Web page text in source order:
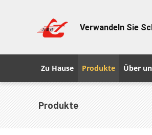
Verwandeln Sie
Zu Hause Produkte Über
Produkte